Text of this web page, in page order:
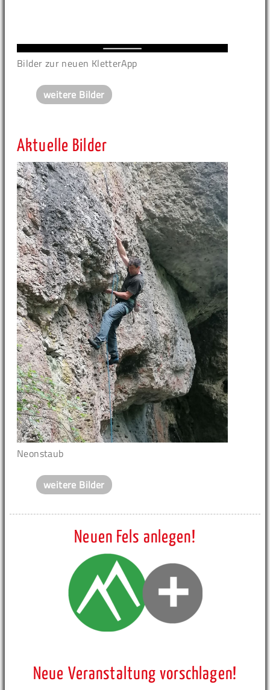
Bilder zur neuen KletterApp
weitere Bilder
Aktuelle Bilder
Neonstaub
weitere Bilder
Neuen Fels anlegen!
Neue Veranstaltung vorschlagen!